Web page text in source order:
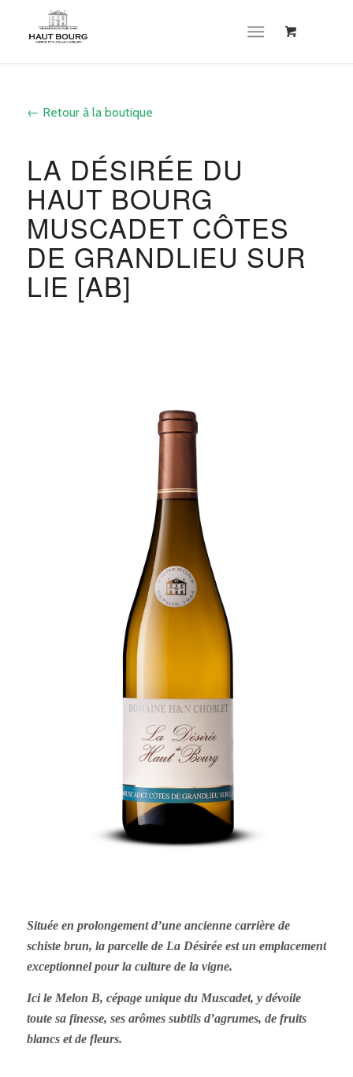
← Retour à la boutique
LA DÉSIRÉE DU
HAUT BOURG
MUSCADET CÔTES
DE GRANDLIEU SUR
LIE [AB]
Située en prolongement d’une ancienne carrière de
schiste brun, la parcelle de La Désirée est un emplacement
exceptionnel pour la culture de la vigne.
Ici le Melon B, cépage unique du Muscadet, y dévoile
toute sa finesse, ses arômes subtils d’agrumes, de fruits
blancs et de fleurs.
Cookies management panel